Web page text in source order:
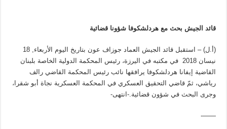
قائد الجيش بحث مع هردلشكوفا شؤونا قضائية
(أ.ل) – استقبل قائد الجيش العماد جوزاف عون بتاريخ اليوم الأربعاء, 18
نيسان 2018 في مكتبه في اليرزة، رئيس المحكمة الدولية الخاصة بلبنان
القاضية إيفانا هردلشكوفا يرافقها نائب رئيس المحكمة القاضي رالف
رياشي، ثمّ قاضي التحقيق العسكري في المحكمة العسكرية نجاة أبو شقرا،
وجرى البحث في شؤون قضائية.-انتهى-
——-